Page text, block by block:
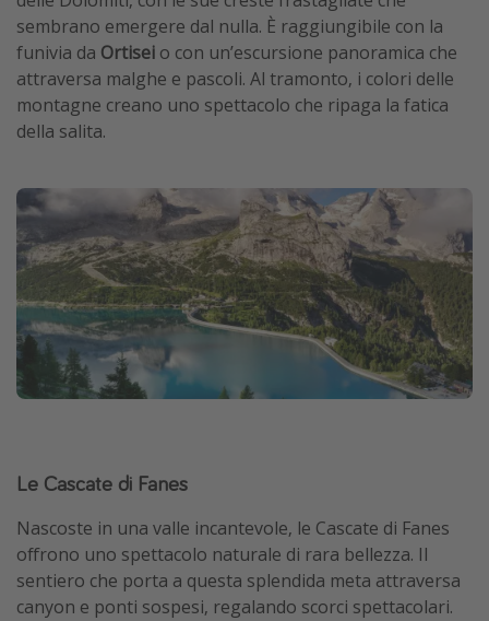
sembrano emergere dal nulla. È raggiungibile con la
funivia da Ortisei o con un’escursione panoramica che
attraversa malghe e pascoli. Al tramonto, i colori delle
montagne creano uno spettacolo che ripaga la fatica
della salita.
Le Cascate di Fanes
Nascoste in una valle incantevole, le Cascate di Fanes
offrono uno spettacolo naturale di rara bellezza. Il
sentiero che porta a questa splendida meta attraversa
canyon e ponti sospesi, regalando scorci spettacolari.